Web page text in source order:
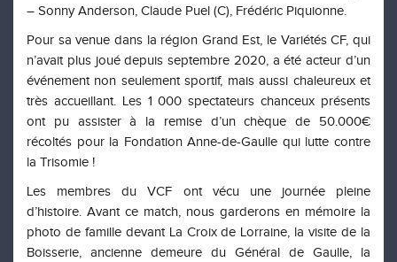
– Sonny Anderson, Claude Puel (C), Frédéric Piquionne.
Pour sa venue dans la région Grand Est, le Variétés CF, qui
n’avait plusjoué depuis septembre 2020, aété acteur d’un
événement non seulement sportif, mais aussi chaleureux et
très accueillant. Les 1 000 spectateurschanceux présents
ont pu assister à la remise d’unchèque de 50.000€
récoltés pour la Fondation Anne-de-Gaulle qui lutte contre
la Trisomie !
Les membres du VCF ont vécu une journée pleine
d’histoire. Avant ce match, nous garderons en mémoire la
photo de familledevant La Croix de Lorraine, la visite de la
Boisserie, ancienne demeure du Général de Gaulle, la